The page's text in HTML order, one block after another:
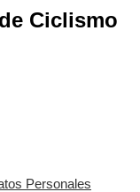
Ciclismo
Personales